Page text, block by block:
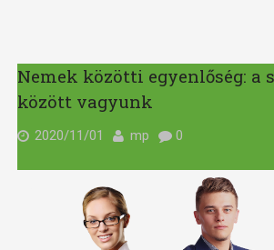
Nemek közötti egyenlőség: a
között vagyunk
2020/11/01 mp 0